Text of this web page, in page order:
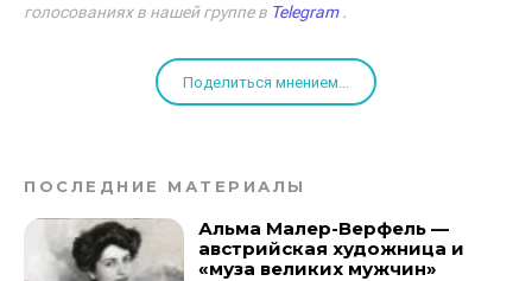
голосованиях в нашей группе в Telegram.
Поделиться мнением...
ПОСЛЕДНИЕ МАТЕРИАЛЫ
Альма Малер-Верфель —
австрийская художница и
«муза великих мужчин»